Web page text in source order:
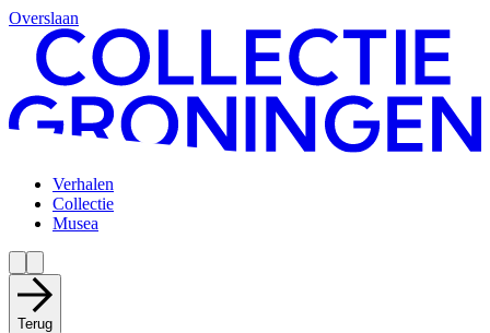
Overslaan
Verhalen
Collectie
Musea
Terug